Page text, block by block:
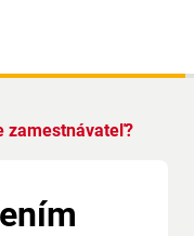
zamestnávateľ?